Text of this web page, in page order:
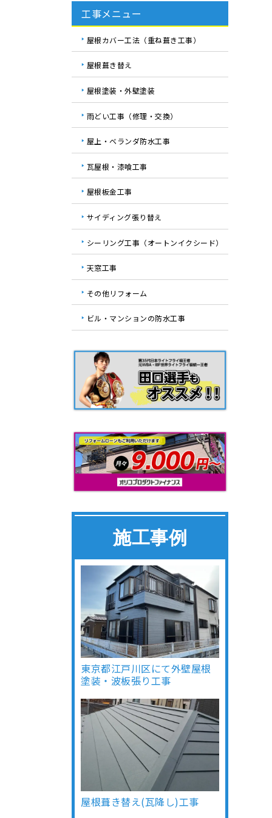
工事メニュー
屋根カバー工法（重ね葺き工事）
屋根葺き替え
屋根塗装・外壁塗装
雨どい工事（修理・交換）
屋上・ベランダ防水工事
瓦屋根・漆喰工事
屋根板金工事
サイディング張り替え
シーリング工事（オートンイクシード）
天窓工事
その他リフォーム
ビル・マンションの防水工事
施工事例
東京都江戸川区にて外壁屋根
塗装・波板張り工事
屋根葺き替え(瓦降し)工事